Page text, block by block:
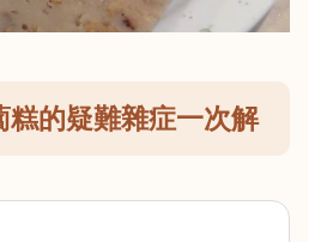
糕的疑難雜症一次解